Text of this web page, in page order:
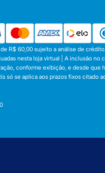
R$ 60,00 sujeito a análise de
nesta loja virtual | A inclusão no
conforme exibição, e desde que
só se aplica aos prazos fixos citado